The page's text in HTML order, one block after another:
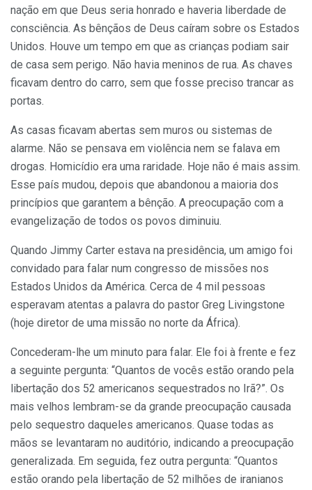
nação em que Deus seria honrado e haveria liberdade de
consciência. As bênçãos de Deus caíram sobre os Estados
Unidos. Houve um tempo em que as crianças podiam sair
de casa sem perigo. Não havia meninos de rua. As chaves
ficavam dentro do carro, sem que fosse preciso trancar as
portas.
As casas ficavam abertas sem muros ou sistemas de
alarme. Não se pensava em violência nem se falava em
drogas. Homicídio era uma raridade. Hoje não é mais assim.
Esse país mudou, depois que abandonou a maioria dos
princípios que garantem a bênção. A preocupação com a
evangelização de todos os povos diminuiu.
Quando Jimmy Carter estava na presidência, um amigo foi
convidado para falar num congresso de missões nos
Estados Unidos da América. Cerca de 4 mil pessoas
esperavam atentas a palavra do pastor Greg Livingstone
(hoje diretor de uma missão no norte da África).
Concederam-lhe um minuto para falar. Ele foi à frente e fez
a seguinte pergunta: “Quantos de vocês estão orando pela
libertação dos 52 americanos sequestrados no Irã?”. Os
mais velhos lembram-se da grande preocupação causada
pelo sequestro daqueles americanos. Quase todas as
mãos se levantaram no auditório, indicando a preocupação
generalizada. Em seguida, fez outra pergunta: “Quantos
estão orando pela libertação de 52 milhões de iranianos